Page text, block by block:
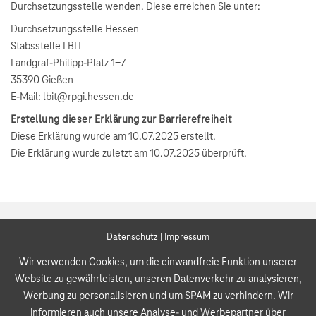
Durchsetzungsstelle wenden. Diese erreichen Sie unter:
Durchsetzungsstelle Hessen
Stabsstelle LBIT
Landgraf-Philipp-Platz 1-7
35390 Gießen
E-Mail: lbit@rpgi.hessen.de
Erstellung dieser Erklärung zur Barrierefreiheit
Diese Erklärung wurde am 10.07.2025 erstellt.
Die Erklärung wurde zuletzt am 10.07.2025 überprüft.
mPhone – Ihr Telekom Partner in Sigmaringen
Impressum Datenschutz Versandrichtlinien
Datenschutz Impressum
Wir verwenden Cookies, um die einwandfreie Funktion unserer
Website zu gewährleisten, unseren Datenverkehr zu analysieren,
Werbung zu personalisieren und um SPAM zu verhindern. Wir
informieren auch unsere Analyse- und Werbepartner über